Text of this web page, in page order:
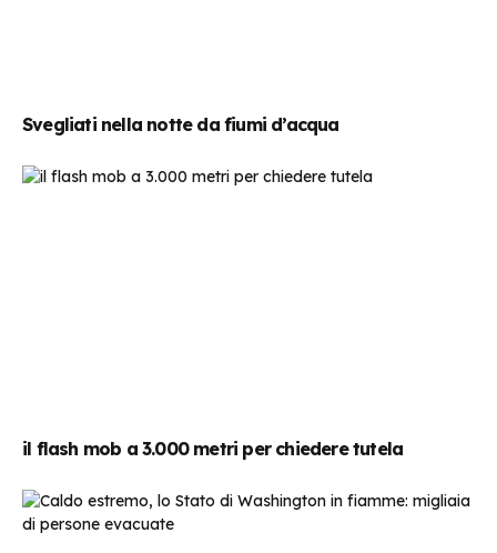
Svegliati nella notte da fiumi d’acqua
il flash mob a 3.000 metri per chiedere tutela